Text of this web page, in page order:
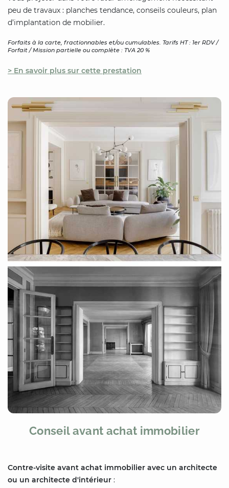
peu de travaux : planches tendance, conseils couleurs, plan
d’implantation de mobilier.
Forfaits à la carte, fractionnables et/ou cumulables. Tarifs HT : 1er RDV /
Forfait / Mission partielle ou complète : TVA 20 %
> En savoir plus sur cette prestation
Conseil avant achat immobilier
Contre-visite avant achat immobilier avec un architecte
ou un architecte d'intérieur :